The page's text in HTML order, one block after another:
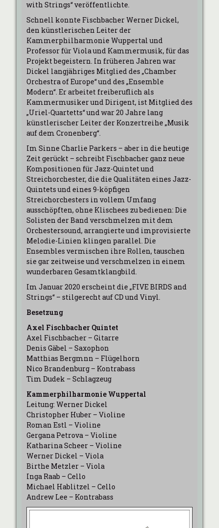
with Strings“ veröffentlichte.
Schnell konnte Fischbacher Werner Dickel,
den künstlerischen Leiter der
Kammerphilharmonie Wuppertal und
Professor für Viola und Kammermusik, für das
Projekt begeistern. In früheren Jahren war
Dickel langjähriges Mitglied des „Chamber
Orchestra of Europe“ und des „Ensemble
Modern“. Er arbeitet freiberuflich als
Kammermusiker und Dirigent, ist Mitglied des
„Uriel-Quartetts“ und war 20 Jahre lang
künstlerischer Leiter der Konzertreihe „Musik
auf dem Cronenberg“.
Im Sinne Charlie Parkers – aber in die heutige
Zeit gerückt – schreibt Fischbacher ganz neue
Kompositionen für Jazz-Quintet und
Streichorchester, die die Qualitäten eines Jazz-
Quintets und eines 9-köpfigen
Streichorchesters in vollem Umfang
ausschöpften, ohne Klischees zu bedienen: Die
Solisten der Band verschmelzen mit dem
Orchestersound, arrangierte und improvisierte
Melodie-Linien klingen parallel. Die
Ensembles vermischen ihre Rollen, tauschen
sie gar zeitweise und verschmelzen in einem
wunderbaren Gesamtklangbild.
Im Januar 2020 erscheint die „FIVE BIRDS and
Strings“ – stilgerecht auf CD und Vinyl.
Besetzung
Axel Fischbacher Quintet
Axel Fischbacher – Gitarre
Denis Gäbel – Saxophon
Matthias Bergmnn – Flügelhorn
Nico Brandenburg – Kontrabass
Tim Dudek – Schlagzeug
Kammerphilharmonie Wuppertal
Leitung: Werner Dickel
Christopher Huber – Violine
Roman Estl – Violine
Gergana Petrova – Violine
Katharina Scheer – Violine
Werner Dickel – Viola
Birthe Metzler – Viola
Inga Raab – Cello
Michael Hablitzel – Cello
Andrew Lee – Kontrabass